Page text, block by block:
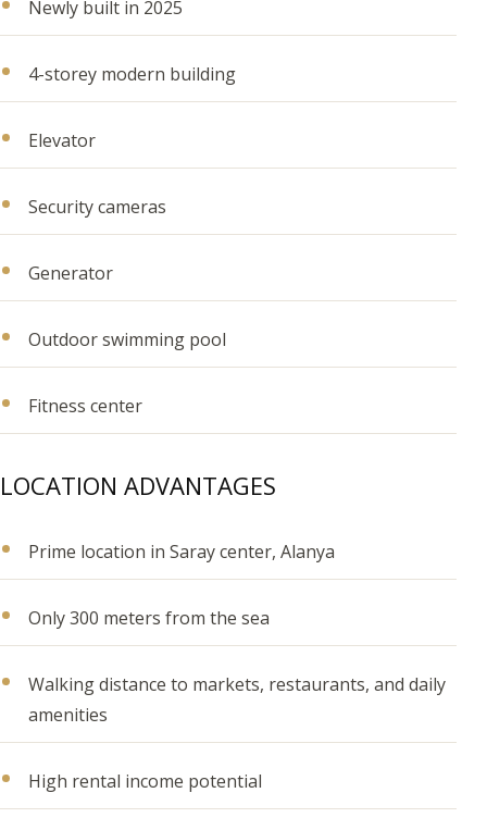
Newly built in 2025
4-storey modern building
Elevator
Security cameras
Generator
Outdoor swimming pool
Fitness center
LOCATION ADVANTAGES
Prime location in Saray center, Alanya
Only 300 meters from the sea
Walking distance to markets, restaurants, and daily
amenities
High rental income potential